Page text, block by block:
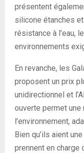
présentent
silicone étanches
résistance à l’eau,
environnements
En revanche, les
proposent un prix
unidirectionnel et
ouverte permet
l’environnement,
Bien qu’ils aient
prennent en